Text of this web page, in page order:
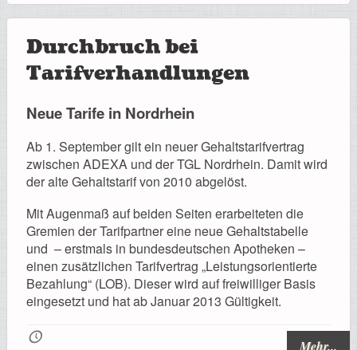
Durchbruch bei
Tarifverhandlungen
Neue Tarife in Nordrhein
Ab 1. September gilt ein neuer Gehaltstarifvertrag
zwischen ADEXA und der TGL Nordrhein. Damit wird
der alte Gehaltstarif von 2010 abgelöst.
Mit Augenmaß auf beiden Seiten erarbeiteten die
Gremien der Tarifpartner eine neue Gehaltstabelle
und – erstmals in bundesdeutschen Apotheken –
einen zusätzlichen Tarifvertrag „Leistungsorientierte
Bezahlung“ (LOB). Dieser wird auf freiwilliger Basis
eingesetzt und hat ab Januar 2013 Gültigkeit.
🕔 Mehr...